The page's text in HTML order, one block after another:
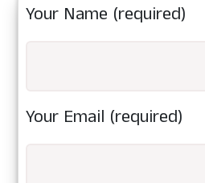
Your Name (required)
Your Email (required)